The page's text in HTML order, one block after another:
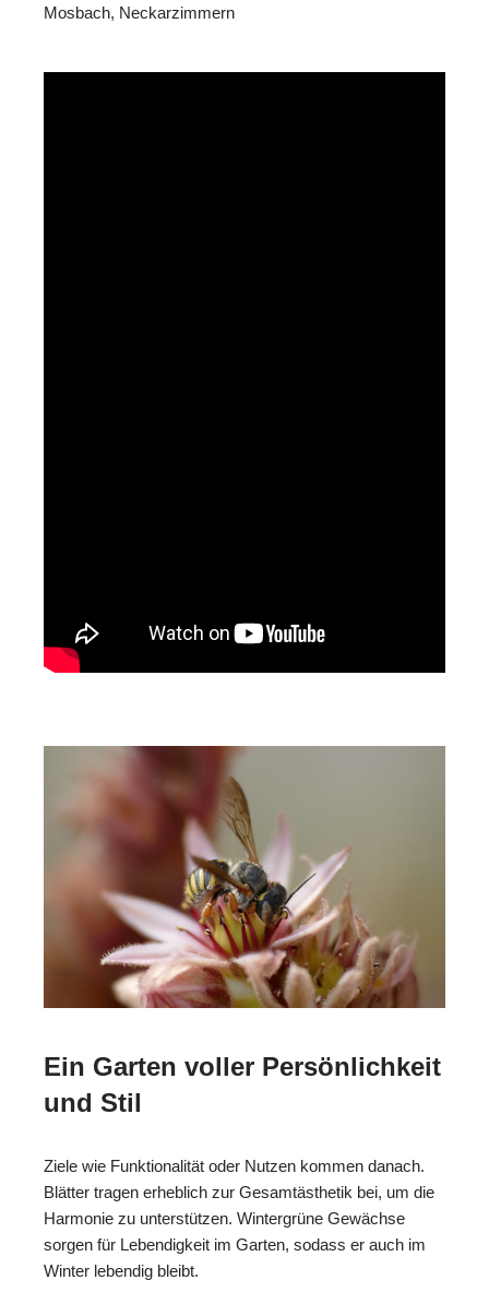
Mosbach, Neckarzimmern
Ein Garten voller Persönlichkeit
und Stil
Ziele wie Funktionalität oder Nutzen kommen danach.
Blätter tragen erheblich zur Gesamtästhetik bei, um die
Harmonie zu unterstützen. Wintergrüne Gewächse
sorgen für Lebendigkeit im Garten, sodass er auch im
Winter lebendig bleibt.